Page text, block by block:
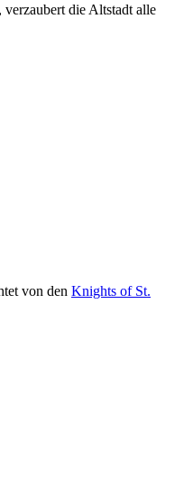
verzaubert die Altstadt alle
von den Knights of St.